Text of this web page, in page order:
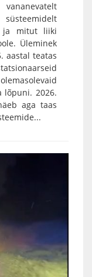
ja mitut liiki
Üleminek
aastal teatas
lõpuni. 2026.
aga taas